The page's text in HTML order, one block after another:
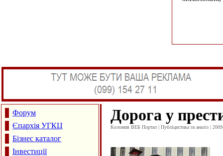
Форум
Єпархія УГКЦ
Бізнес каталог
Інвестиції
Дорога у
Коломия ВЕБ Портал | Публіцистика та аналіз |